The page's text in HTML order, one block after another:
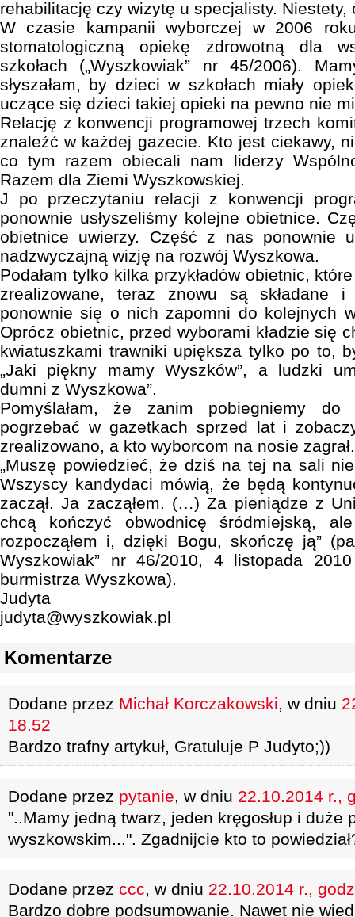
rehabilitację czy wizytę u specjalisty.
W czasie kampanii wyborczej w 2006
stomatologiczną opiekę zdrowotną dla
szkołach („Wyszkowiak” nr 45/2006).
słyszałam, by dzieci w szkołach miały
uczące się dzieci takiej opieki na pewno nie
Relację z konwencji programowej trzech
znaleźć w każdej gazecie. Kto jest ciekawy,
co tym razem obiecali nam liderzy
Razem dla Ziemi Wyszkowskiej.
J po przeczytaniu relacji z konwencji
ponownie usłyszeliśmy kolejne obietnice.
obietnice uwierzy. Część z nas ponownie
nadzwyczajną wizję na rozwój Wyszkowa.
Podałam tylko kilka przykładów obietnic,
zrealizowane, teraz znowu są składane
ponownie się o nich zapomni do kolejnych
Oprócz obietnic, przed wyborami kładzie się
kwiatuszkami trawniki upiększa tylko po to,
„Jaki piękny mamy Wyszków”, a ludzki
dumni z Wyszkowa”.
Pomyślałam, że zanim pobiegniemy do
pogrzebać w gazetkach sprzed lat i
zrealizowano, a kto wyborcom na nosie zagrał.
„Muszę powiedzieć, że dziś na tej na sali nie
Wszyscy kandydaci mówią, że będą
zaczął. Ja zacząłem. (…) Za pieniądze z
chcą kończyć obwodnicę śródmiejską,
rozpocząłem i, dzięki Bogu, skończę ją”
Wyszkowiak” nr 46/2010, 4 listopada
burmistrza Wyszkowa).
Judyta
judyta@wyszkowiak.pl
Komentarze
Dodane przez Michał Korczakowski, w dniu
18.52
Bardzo trafny artykuł, Gratuluje P Judyto;))
Dodane przez pytanie, w dniu 22.10.2014 r.,
"..Mamy jedną twarz, jeden kręgosłup i duże
wyszkowskim...". Zgadnijcie kto to
Dodane przez ccc, w dniu 22.10.2014 r.,
Bardzo dobre podsumowanie. Nawet nie